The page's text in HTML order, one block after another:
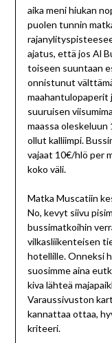
aika meni hiukan
puolen tunnin
ajatus, että jos Al
toiseen suuntaan
onnistunut
maahantulopaperit
suuruisen
maassa oleskeluun
ollut kalliimpi.
vajaat 10€/hlö per
koko väli.
Matka Muscatiin
No, kevyt siivu
bussimatkoihin
vilkasliikenteisen
hotellille. Onneksi
suosimme aina
kiva lähteä
Varaussivuston
kannattaa ottaa,
kriteeri.